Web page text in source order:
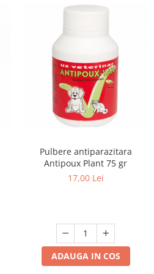
Pulbere antiparazitara
Antipoux Plant 75 gr
17,00 Lei
ADAUGA IN COS